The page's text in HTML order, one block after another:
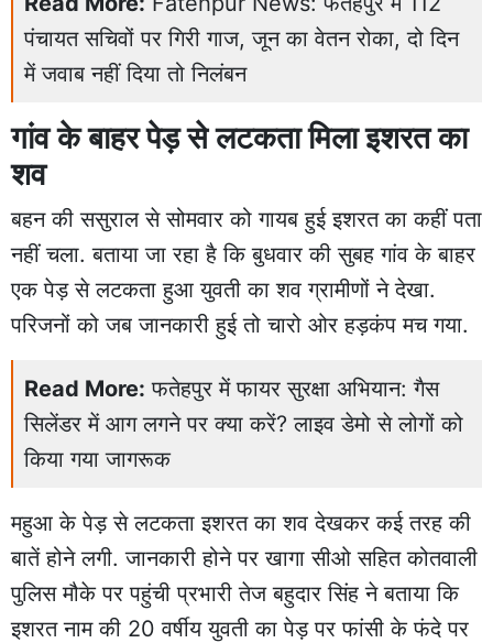
पंचायत सचिवों पर गिरी गाज, जून का वेतन रोका, दो दिन
में जवाब नहीं दिया तो निलंबन
गांव के बाहर पेड़ से लटकता मिला इशरत का
शव
बहन की ससुराल से सोमवार को गायब हुई इशरत का कहीं पता
नहीं चला. बताया जा रहा है कि बुधवार की सुबह गांव के बाहर
एक पेड़ से लटकता हुआ युवती का शव ग्रामीणों ने देखा.
परिजनों को जब जानकारी हुई तो चारो ओर हड़कंप मच गया.
Read More: फतेहपुर में फायर सुरक्षा अभियान: गैस
सिलेंडर में आग लगने पर क्या करें? लाइव डेमो से लोगों को
किया गया जागरूक
महुआ के पेड़ से लटकता इशरत का शव देखकर कई तरह की
बातें होने लगी.जानकारी होने पर खागा सीओ सहित कोतवाली
पुलिसमौके पर पहुंची प्रभारी तेज बहुदार सिंह ने बताया कि
इशरत नाम की 20 वर्षीय युवती का पेड़ पर फांसी के फंदे पर